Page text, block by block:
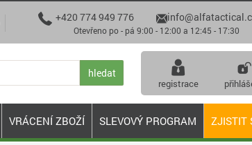
VRÁCENÍ ZBOŽÍ SLEVOVÝ PROGRAM ZJISTIT
hledat
registrace
 +420 774 949 776
Otevřeno po - pá 9:00 - 12:00 a 12:45 - 17:30